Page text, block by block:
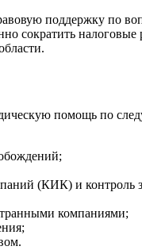
поддержку по
сократить
помощь по
(КИК) и контроль
компаниями;